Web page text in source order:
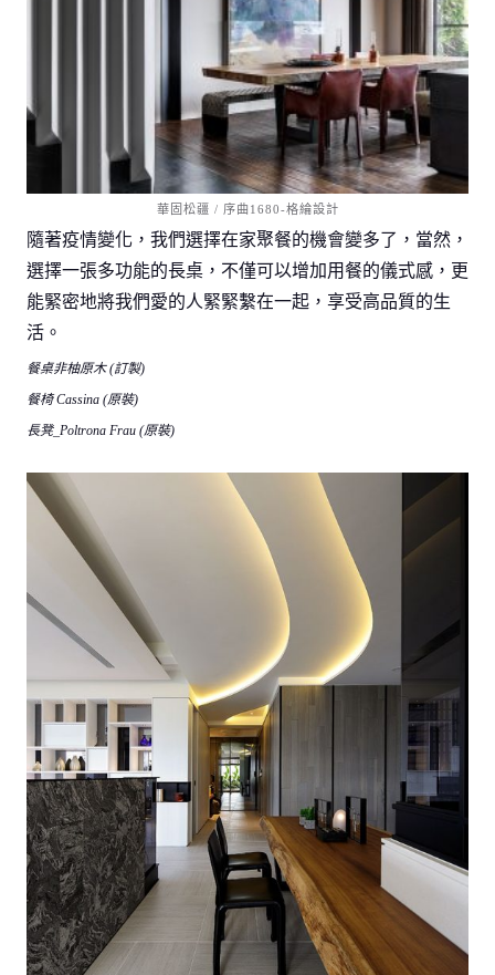
華固松疆 / 序曲1680-格綸設計
隨著疫情變化，我們選擇在家聚餐的機會變多了，當然，
選擇一張多功能的長桌，不僅可以增加用餐的儀式感，更
能緊密地將我們愛的人緊緊繫在一起，享受高品質的生
活。
餐桌非柚原木 (訂製)
餐椅 Cassina (原裝)
長凳_Poltrona Frau (原裝)